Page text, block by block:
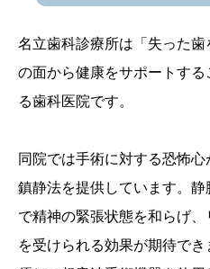
名立歯科診療所は「失った
の面から健康をサポートす
る歯科医院です。
同院では手術に対する恐怖
鎮静法を提供しています。
で精神の緊張状態を和らげ
を受けられる効果が期待で